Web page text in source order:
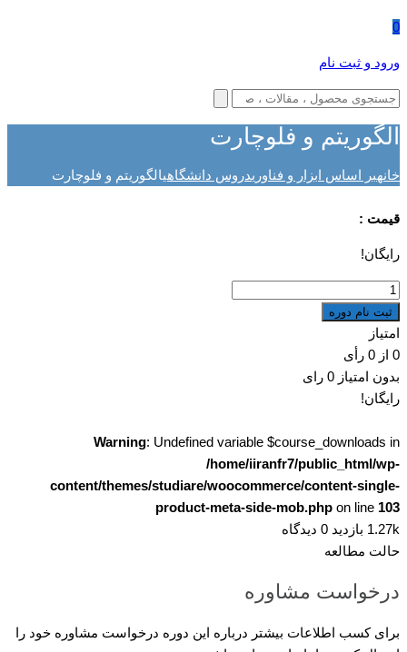
0
ورود و ثبت نام
الگوریتم و فلوچارت
خانهبر اساس ابزار و فناوریدروس دانشگاهیالگوریتم و فلوچارت
قیمت :
رایگان!
الگوریتم
فلوچارت
عدد
ثبت نام دوره
امتیاز
0 از 0 رأی
بدون امتیاز 0 رای
رایگان!
Warning: Undefined variable $course_downloads in
/home/iiranfr7/public_html/wp-
content/themes/studiare/woocommerce/content-single-
product-meta-side-mob.php on line 103
1.27k بازدید
حالت مطالعه
درخواست مشاوره
برای کسب اطلاعات بیشتر درباره این دوره درخواست مشاوره خود را